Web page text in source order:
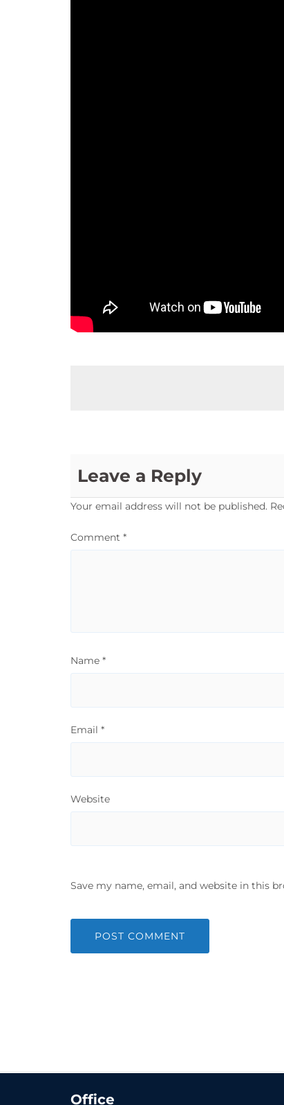
Leave a Reply
Your email address will not be published.
Comment *
Name *
Email *
Website
Save my name, email, and website in this
Office